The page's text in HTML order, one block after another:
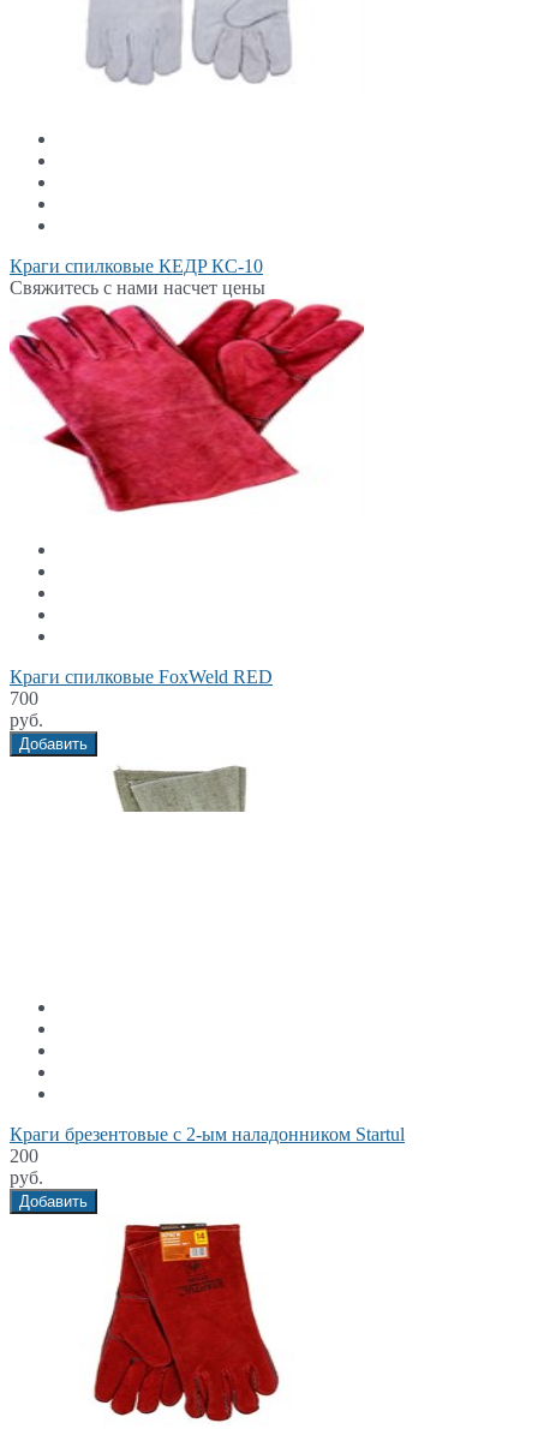
Краги спилковые КЕДP КС-10
Свяжитесь с нами насчет цены
Краги спилковые FoxWeld RED
700
руб.
Добавить
Краги брезентовые с 2-ым наладонником Startul
200
руб.
Добавить